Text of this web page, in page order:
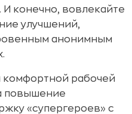
конечно, вовлекайте
улучшений,
анонимным
комфортной рабочей
повышение
«супергероев» с